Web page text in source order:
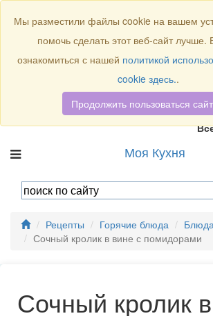
Моя Кухня
Рецепты Горячие блюда
Сочный кролик в вине с помидорами
Сочный кролик
Мы разместили файлы cookie на вашем
помочь сделать этот веб-сайт
ознакомиться с нашей политикой
cookie здесь..
Продолжить пользоваться